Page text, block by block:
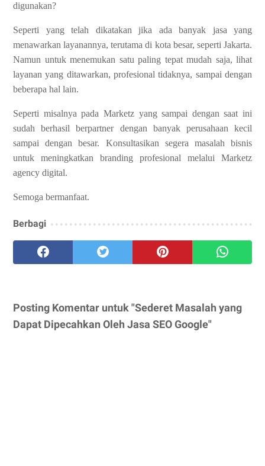
digunakan?
Seperti yang telah dikatakan jika ada banyak jasa yang
menawarkan layanannya, terutama di kota besar, seperti Jakarta.
Namun untuk menemukan satu paling tepat mudah saja, lihat
layanan yang ditawarkan, profesional tidaknya, sampai dengan
beberapa hal lain.
Seperti misalnya pada Marketz yang sampai dengan saat ini
sudah berhasil berpartner dengan banyak perusahaan kecil
sampai dengan besar. Konsultasikan segera masalah bisnis
untuk meningkatkan branding profesional melalui Marketz
agency digital.
Semoga bermanfaat.
Berbagi
Posting Komentar untuk "Sederet Masalah yang
Dapat Dipecahkan Oleh Jasa SEO Google"